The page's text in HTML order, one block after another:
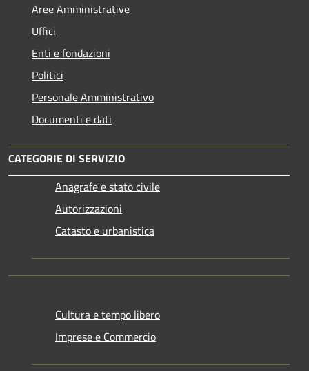
Aree Amministrative
Uffici
Enti e fondazioni
Politici
Personale Amministrativo
Documenti e dati
CATEGORIE DI SERVIZIO
Anagrafe e stato civile
Autorizzazioni
Catasto e urbanistica
Cultura e tempo libero
Imprese e Commercio